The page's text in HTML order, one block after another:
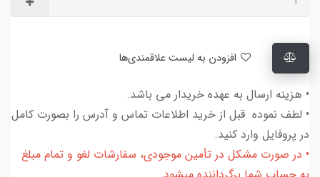
• هزینه ارسال به عهده خریدار می باشد.
• لطف نموده قبل از خرید اطلاعات تماس و آدرس را بصورت کامل
در پروفایل وارد کنید.
• در صورت مشکل در تأمین موجودی، سفارشات لغو و تمام مبلغ